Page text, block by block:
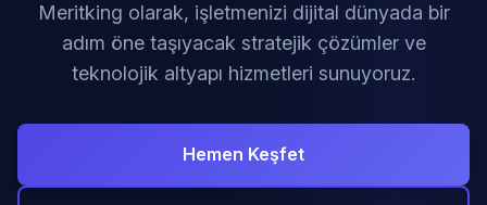
Meritking olarak, işletmenizi dijital dünyada bir
adım öne taşıyacak stratejik çözümler ve
teknolojik altyapı hizmetleri sunuyoruz.
Hemen Keşfet